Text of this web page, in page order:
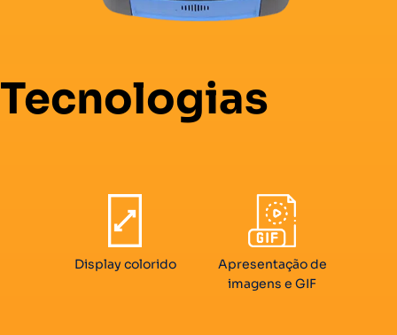
Tecnologias
Display colorido
Apresentação de
imagens e GIF